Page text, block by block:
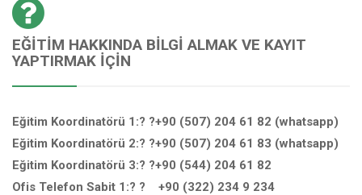
EĞITIM HAKKINDA BILGI ALMAK VE KAYIT
YAPTIRMAK İÇIN
Eğitim Koordinatörü 1:? ?+90 (507) 204 61 82 (whatsapp)
Eğitim Koordinatörü 2:? ?+90 (507) 204 61 83 (whatsapp)
Eğitim Koordinatörü 3:? ?+90 (544) 204 61 82
Ofis Telefon Sabit 1:? ? +90 (322) 234 9 234